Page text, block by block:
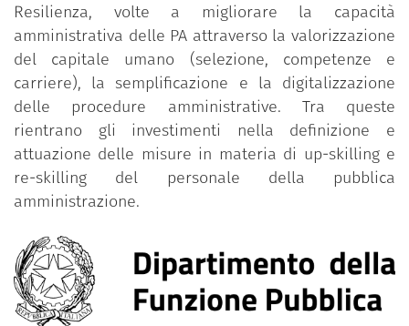
Resilienza, volte a migliorare la capacità
amministrativa delle PA attraverso la valorizzazione
del capitale umano (selezione, competenze e
carriere), la semplificazione e la digitalizzazione
delle procedure amministrative. Tra queste
rientrano gli investimenti nella definizione e
attuazione delle misure in materia di up-skilling e
re-skilling del personale della pubblica
amministrazione.